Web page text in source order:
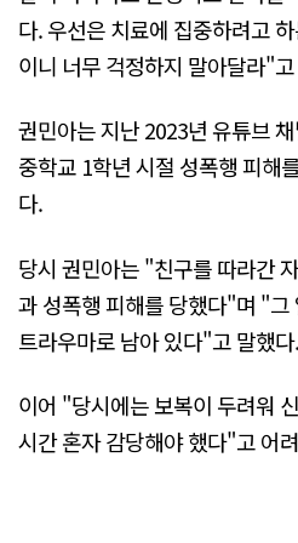
다. 우선은 치료에 집중하려고
이니 너무 걱정하지 말아달라"
권민아는 지난 2023년 유튜브
중학교 1학년 시절 성폭행 피해
다.
당시 권민아는 "친구를 따라간
과 성폭행 피해를 당했다"며 "그
트라우마로 남아 있다"고 말했다.
이어 "당시에는 보복이 두려워
시간 혼자 감당해야 했다"고 어